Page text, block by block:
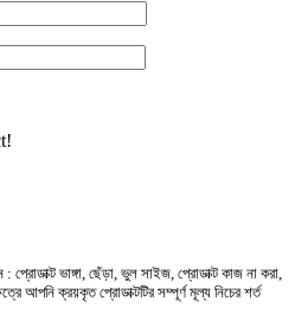
প্রোডাক্ট ভাঙ্গা, ছেঁড়া, ভুল সাইজ, প্রোডাক্ট কাজ না করা,
আপনি ক্রয়কৃত প্রোডাক্টটির সম্পূর্ণ মূল্য নিচের শর্ত